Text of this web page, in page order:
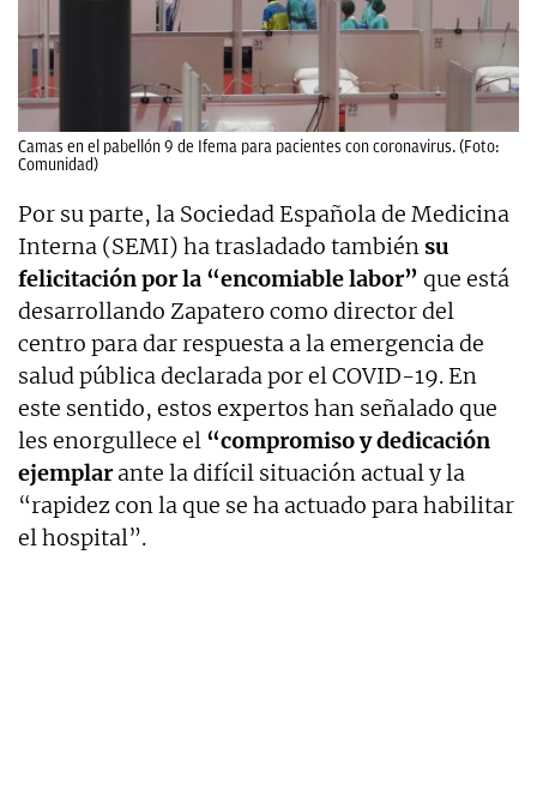
Camas en el pabellón 9 de Ifema para pacientes con coronavirus. (Foto:
Comunidad)
Por su parte, la Sociedad Española de Medicina
Interna (SEMI) ha trasladado tambiénsu
felicitación por la “encomiable labor” que está
desarrollando Zapatero como director del
centro para dar respuesta a la emergencia de
salud pública declarada por el COVID-19. En
este sentido, estos expertos han señalado que
les enorgullece el “compromiso y dedicación
ejemplarante la difícil situación actual y la
“rapidez con la que se ha actuado para habilitar
el hospital”.